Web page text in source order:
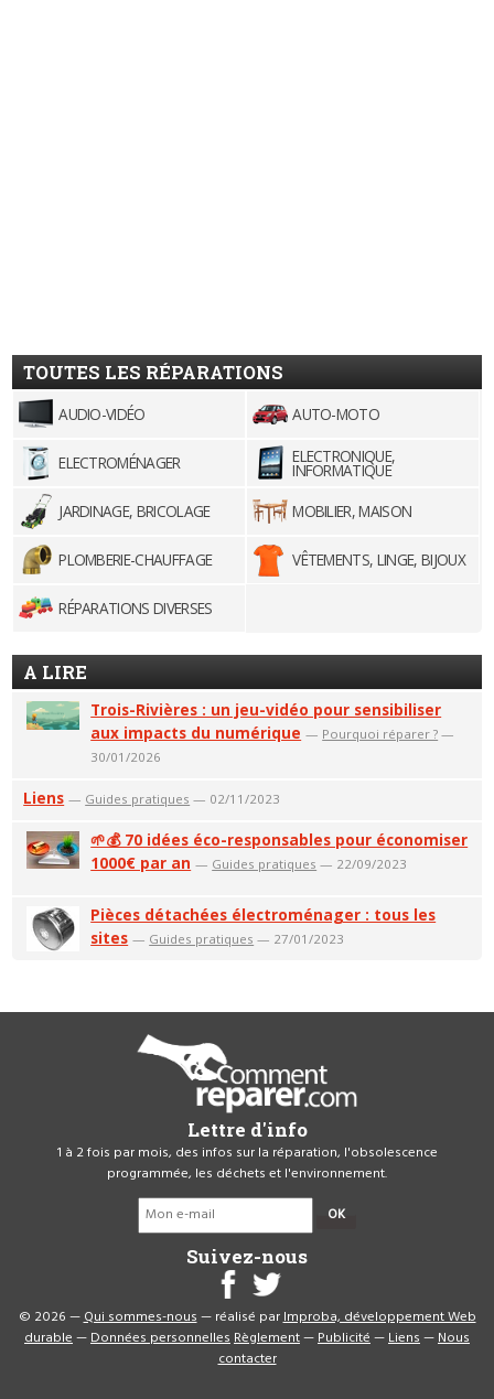
TOUTES LES RÉPARATIONS
AUDIO-VIDÉO AUTO-MOTO
ELECTROMÉNAGER ELECTRONIQUE,
INFORMATIQUE
JARDINAGE, BRICOLAGE
MOBILIER, MAISON
PLOMBERIE-CHAUFFAGE VÊTEMENTS, LINGE, BIJOUX
RÉPARATIONS DIVERSES
A LIRE
Trois-Rivières : un jeu-vidéo pour sensibiliser
aux impacts du numérique — Pourquoi réparer ? —
30/01/2026
Liens — Guides pratiques — 02/11/2023
🌱💰 70 idées éco-responsables pour économiser
1000€ par an — Guides pratiques — 22/09/2023
Pièces détachées électroménager : tous les
sites — Guides pratiques — 27/01/2023
Lettre d'info
1 à 2 fois par mois, des infos sur la réparation, l'obsolescence
programmée, les déchets et l'environnement.
OK
Suivez-nous
© 2026 —Qui sommes-nous— réalisé parImproba, développement Web
durable—Données personnellesRèglement—Publicité—Liens—Nous
contacter